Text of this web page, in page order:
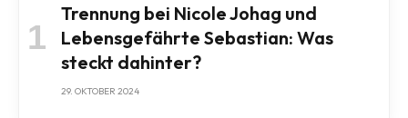
Trennung bei Nicole Johag und
Lebensgefährte Sebastian: Was
steckt dahinter?
29. OKTOBER 2024